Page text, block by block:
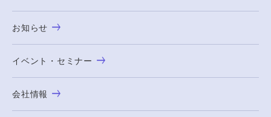
お知らせ
イベント・セミナー
会社情報